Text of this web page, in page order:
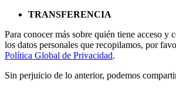
TRANSFERENCIA
Para conocer más sobre quién tiene acceso y
los datos personales que recopilamos, por
Política Global de Privacidad.
Sin perjuicio de lo anterior, podemos